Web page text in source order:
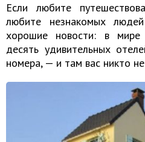
Если любите
любите незнакомых
хорошие новости: в
десять удивительных
номера, — и там вас никто